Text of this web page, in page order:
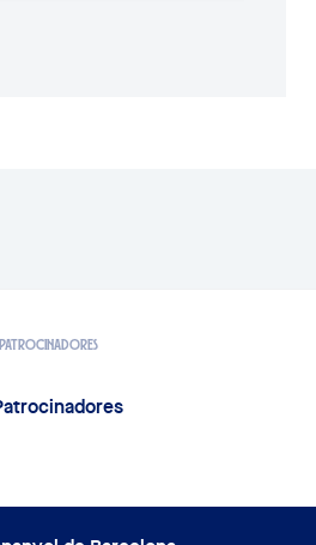
PATROCINADORES